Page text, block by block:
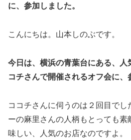
に、参加しました。
こんにちは。山本しのぶです。
今日は、横浜の青葉台にある、人
コチさんで開催されるオフ会に、
ココチさんに伺うのは２回目で
ーの麻里さんの人柄もとっても素
味しい、人気のお店なのですよ。